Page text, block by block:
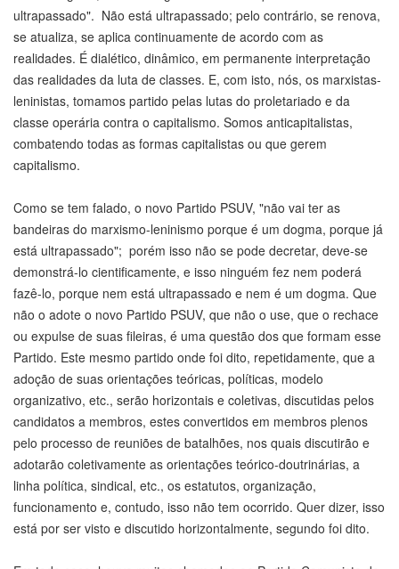
ultrapassado". Não está ultrapassado; pelo contrário, se renova,
se atualiza, se aplica continuamente de acordo com as
realidades. É dialético, dinâmico, em permanente interpretação
das realidades da luta de classes. E, com isto, nós, os marxistas-
leninistas, tomamos partido pelas lutas do proletariado e da
classe operária contra o capitalismo. Somos anticapitalistas,
combatendo todas as formas capitalistas ou que gerem
capitalismo.
Como se tem falado, o novo Partido PSUV, "não vai ter as
bandeiras do marxismo-leninismo porque é um dogma, porque já
está ultrapassado"; porém isso não se pode decretar, deve-se
demonstrá-lo cientificamente, e isso ninguém fez nem poderá
fazê-lo, porque nem está ultrapassado e nem é um dogma. Que
não o adote o novo Partido PSUV, que não o use, que o rechace
ou expulse de suas fileiras, é uma questão dos que formam esse
Partido. Este mesmo partido onde foi dito, repetidamente, que a
adoção de suas orientações teóricas, políticas, modelo
organizativo, etc., serão horizontais e coletivas, discutidas pelos
candidatos a membros, estes convertidos em membros plenos
pelo processo de reuniões de batalhões, nos quais discutirão e
adotarão coletivamente as orientações teórico-doutrinárias, a
linha política, sindical, etc., os estatutos, organização,
funcionamento e, contudo, isso não tem ocorrido. Quer dizer, isso
está por ser visto e discutido horizontalmente, segundo foi dito.